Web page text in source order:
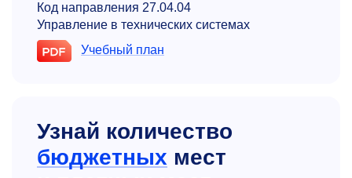
Код направления 27.04.04
Управление в технических системах
Учебный план
Узнай количество
бюджетных мест